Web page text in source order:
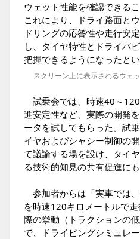
ウェット性能を確認できる
これにより、ドライ路面と
ドリングの応答性や走行安
し、タイヤ特性とドライバ
把握できるようになったとい
スクリーン上に表示されるウェ
試乗会では、時速40～
進安定性など、実際の開発
ータを試してもらった。試
イヤおよびシャシー制御の
て議論する場を設け、タイ
る技術的知見の共有促進にも
参加者からは「実車では
を時速120キロメートルで
際の挙動（トラクションの
で、ドライビングシミュレ